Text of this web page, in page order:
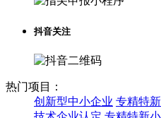
抖音关注
热门项目：
创新型中小企业 专精特